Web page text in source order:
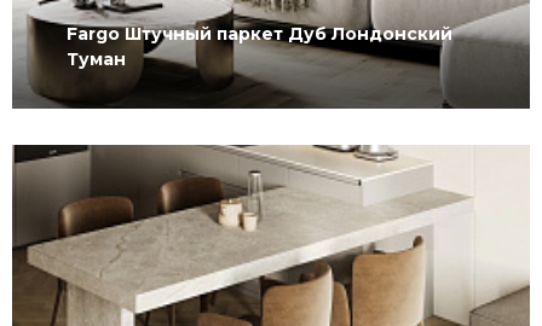
Fargo Штучный паркет Дуб Лондонский
Туман